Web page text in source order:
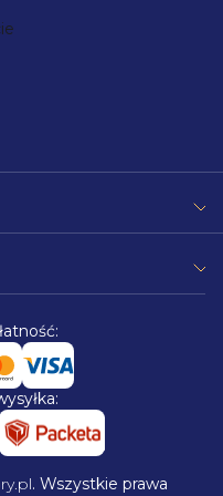
. Wszystkie prawa